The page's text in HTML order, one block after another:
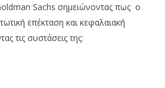
Sachs σημειώνοντας πως ο
επέκταση και κεφαλαιακή
τις συστάσεις της: